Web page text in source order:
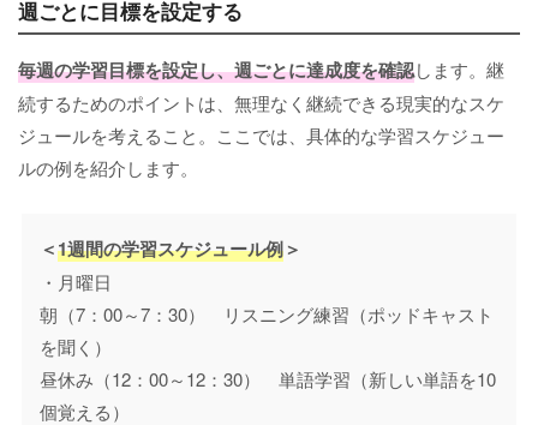
週ごとに目標を設定する
毎週の学習目標を設定し、週ごとに達成度を確認します。継
続するためのポイントは、無理なく継続できる現実的なスケ
ジュールを考えること。ここでは、具体的な学習スケジュー
ルの例を紹介します。
＜1週間の学習スケジュール例＞
・月曜日
朝（7：00～7：30） リスニング練習（ポッドキャスト
を聞く）
昼休み（12：00～12：30） 単語学習（新しい単語を10
個覚える）